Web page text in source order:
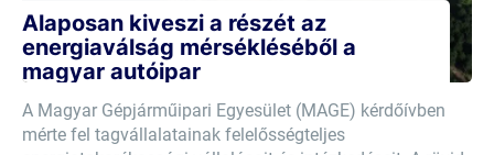
Alaposan kiveszi a részét az
energiaválság mérsékléséből a
magyar autóipar
A Magyar Gépjárműipari Egyesület (MAGE) kérdőívben
mérte fel tagvállalatainak felelősségteljes